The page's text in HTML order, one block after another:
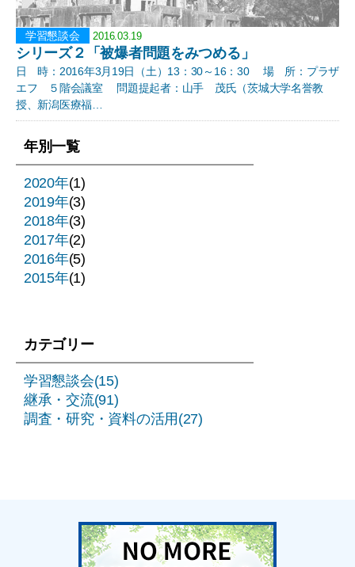
学習懇談会 2016.03.19
シリーズ２「被爆者問題をみつめる」
日 時：2016年3月19日（土）13：30～16：30 場 所：プラザ
エフ ５階会議室 問題提起者：山手 茂氏（茨城大学名誉教
授、新潟医療福…
年別一覧
2020年(1)
2019年(3)
2018年(3)
2017年(2)
2016年(5)
2015年(1)
カテゴリー
学習懇談会(15)
継承・交流(91)
調査・研究・資料の活用(27)